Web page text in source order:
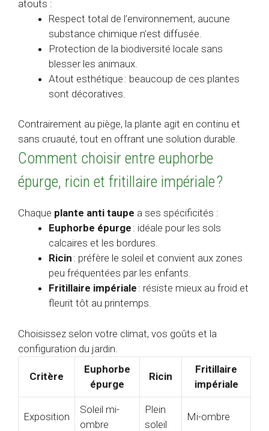
atouts :
Respect total de l’environnement, aucune
substance chimique n’est diffusée.
Protection de la biodiversité locale sans
blesser les animaux.
Atout esthétique : beaucoup de ces plantes
sont décoratives.
Contrairement au piège, la plante agit en continu et
sans cruauté, tout en offrant une solution durable.
Comment choisir entre euphorbe
épurge, ricin et fritillaire impériale ?
Chaque plante anti taupe a ses spécificités :
Euphorbe épurge : idéale pour les sols
calcaires et les bordures.
Ricin : préfère le soleil et convient aux zones
peu fréquentées par les enfants.
Fritillaire impériale : résiste mieux au froid et
fleurit tôt au printemps.
Choisissez selon votre climat, vos goûts et la
configuration du jardin.
Critère
Euphorbe
épurge
Ricin
Fritillaire
impériale
Exposition
Soleil mi-
ombre
Plein
soleil
Mi-ombre